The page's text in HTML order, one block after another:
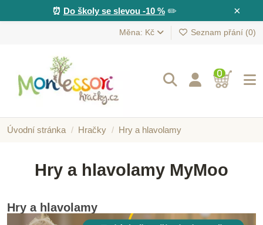
×
⏰ Do školy se slevou -10 %✏️
Měna: Kč Seznam přání (0)
0
Úvodní stránka Hračky Hry a hlavolamy
Hry a hlavolamy MyMoo
Hry a hlavolamy